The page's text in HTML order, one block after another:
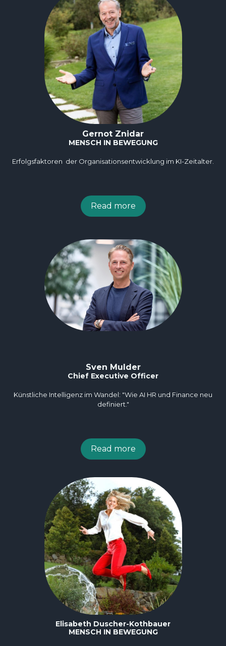
Gernot Znidar
MENSCH IN BEWEGUNG
Erfolgsfaktoren der Organisationsentwicklung im KI-Zeitalter.
Read more
Sven Mulder
Chief Executive Officer
Künstliche Intelligenz im Wandel: "Wie AI HR und Finance neu
definiert."
Read more
Elisabeth Duscher-Kothbauer
MENSCH IN BEWEGUNG